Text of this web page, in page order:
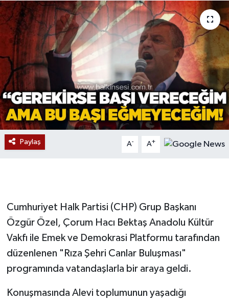
Paylaş A- A+
Cumhuriyet Halk Partisi (CHP) Grup Başkanı
Özgür Özel, Çorum Hacı Bektaş Anadolu Kültür
Vakfı ile Emek ve Demokrasi Platformu tarafından
düzenlenen "Rıza Şehri Canlar Buluşması"
programında vatandaşlarla bir araya geldi.
Konuşmasında Alevi toplumunun yaşadığı
ÇEVRE
BİLİM VE TEKNOLOJİ
DUNYA
Düzce
Eğitim
Ekonomi
GÜNDEM
İş ilanı
Kilimli
Kültür - Sanat